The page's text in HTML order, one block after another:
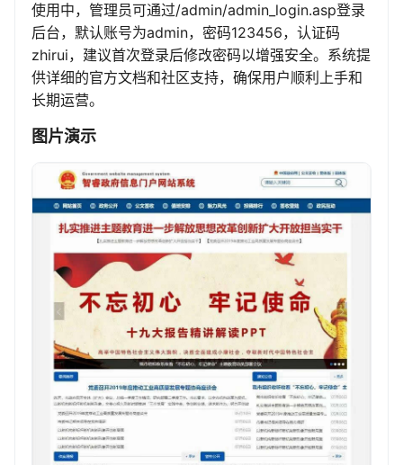
使用中，管理员可通过/admin/admin_login.asp登录
后台，默认账号为admin，密码123456，认证码
zhirui，建议首次登录后修改密码以增强安全。系统提
供详细的官方文档和社区支持，确保用户顺利上手和
长期运营。
图片演示